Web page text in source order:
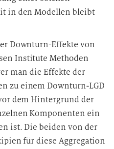
in den Modellen bleibt
Downturn-Effekte von
Institute Methoden
man die Effekte der
zu einem Downturn-LGD
dem Hintergrund der
Komponenten ein
ist. Die beiden von der
für diese Aggregation